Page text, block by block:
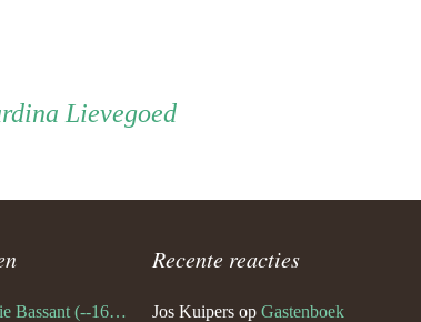
Lievegoed
Lijsbet / Lijsie Bassant (--1687)
Recente reacties
Jos Kuipers op Gastenboek